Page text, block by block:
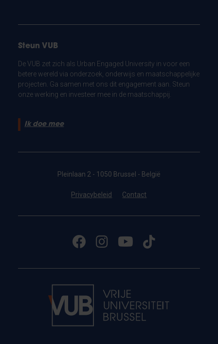
Steun VUB
De VUB zet zich als Urban Engaged University in voor een
betere wereld via onderzoek, onderwijs en maatschappelijke
projecten. Ga samen met ons dit engagement aan. Steun
onze werking en investeer mee in de maatschappij.
Ik doe mee
Pleinlaan 2 - 1050 Brussel - België
Privacybeleid Contact